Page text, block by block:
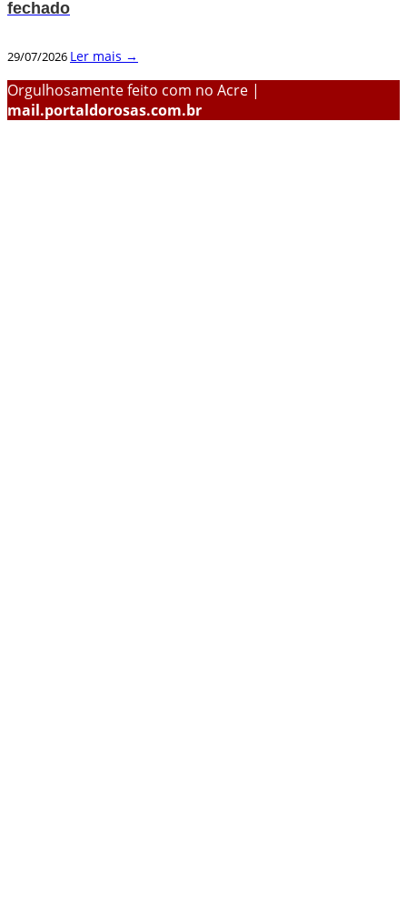
fechado
29/07/2026 Ler mais →
Orgulhosamente feito com no Acre |
mail.portaldorosas.com.br